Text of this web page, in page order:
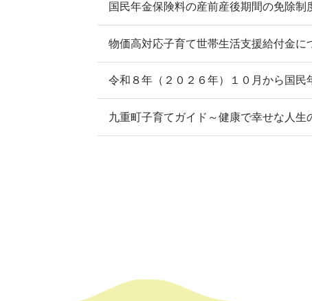
国民年金保険料の産前産後期間の免除制
物価高対応子育て世帯生活支援給付金に
令和８年（２０２６年）１０月から国
九重町子育てガイド～健康で幸せな人生